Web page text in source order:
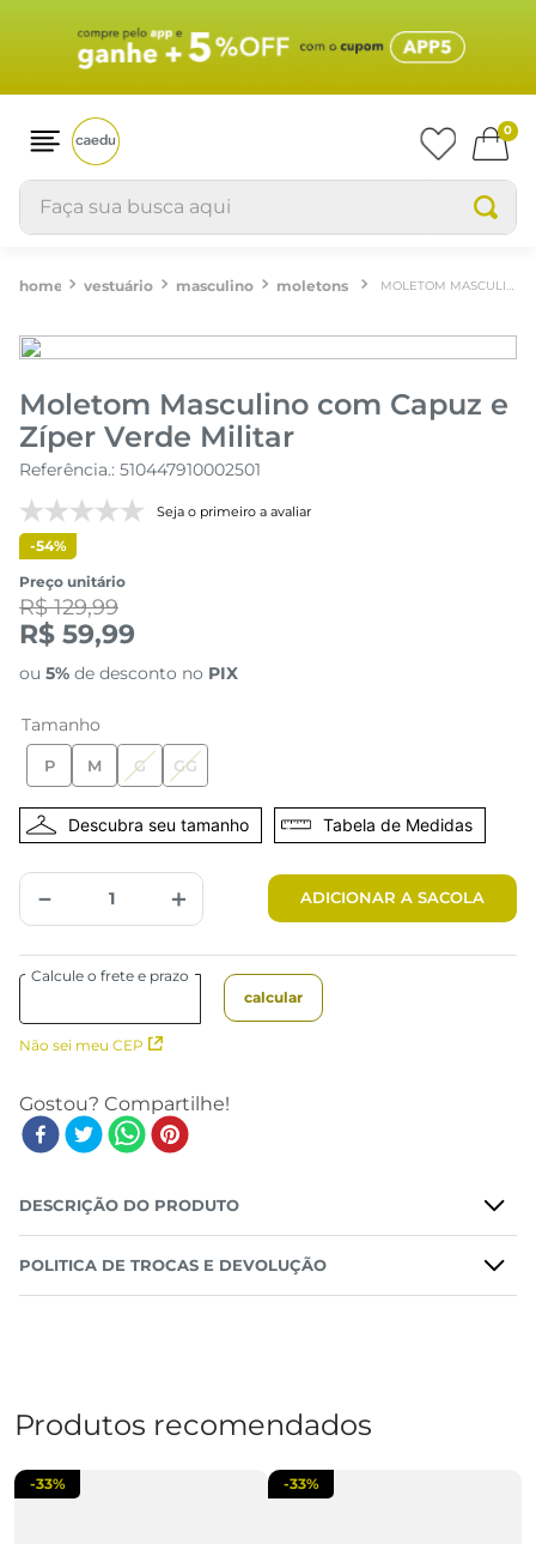
0
Faça sua busca aqui
vestuário masculino moletons
Moletom Masculino com Capuz e
Zíper Verde Militar
Referência.: 510447910002501
Seja o primeiro a avaliar
-54%
Preço unitário
R$ 129,99
R$ 59,99
ou 5% de desconto no PIX
Tamanho
P M G GG
Tabela de Medidas
＋
－ ADICIONAR A SACOLA
Não sei meu CEP
DESCRIÇÃO DO PRODUTO
POLITICA DE TROCAS E DEVOLUÇÃO
Produtos recomendados
-33% -33%